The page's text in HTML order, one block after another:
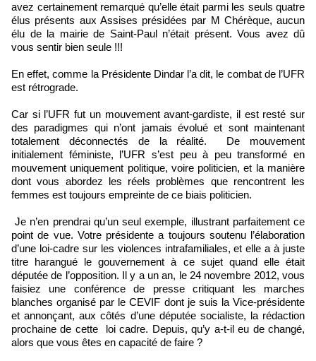
avez certainement remarqué qu’elle était parmi les seuls quatre
élus présents aux Assises présidées par M Chérèque, aucun
élu de la mairie de Saint-Paul n’était présent. Vous avez dû
vous sentir bien seule !!!
En effet, comme la Présidente Dindar l’a dit, le combat de l’UFR
est rétrograde.
Car si l’UFR fut un mouvement avant-gardiste, il est resté sur
des paradigmes qui n’ont jamais évolué et sont maintenant
totalement déconnectés de la réalité. De mouvement
initialement féministe, l’UFR s’est peu à peu transformé en
mouvement uniquement politique, voire politicien, et la manière
dont vous abordez les réels problèmes que rencontrent les
femmes est toujours empreinte de ce biais politicien.
Je n’en prendrai qu’un seul exemple, illustrant parfaitement ce
point de vue. Votre présidente a toujours soutenu l’élaboration
d’une loi-cadre sur les violences intrafamiliales, et elle a à juste
titre harangué le gouvernement à ce sujet quand elle était
députée de l’opposition. Il y a un an, le 24 novembre 2012, vous
faisiez une conférence de presse critiquant les marches
blanches organisé par le CEVIF dont je suis la Vice-présidente
et annonçant, aux côtés d’une députée socialiste, la rédaction
prochaine de cette loi cadre. Depuis, qu’y a-t-il eu de changé,
alors que vous êtes en capacité de faire ?